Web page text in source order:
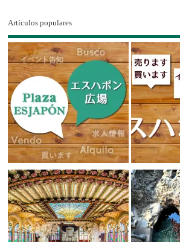
Artículos populares